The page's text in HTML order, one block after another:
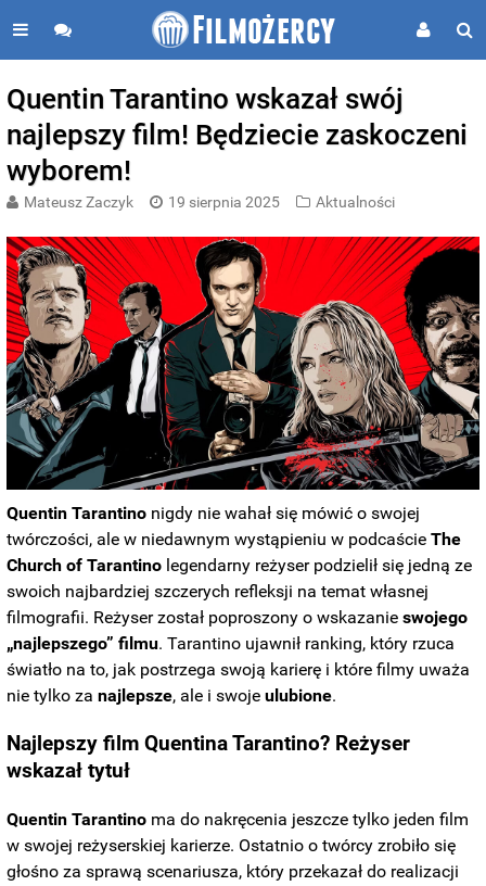
Quentin Tarantino wskazał swój
najlepszy film! Będziecie zaskoczeni
wyborem!
Mateusz Zaczyk 19 sierpnia 2025 Aktualności
Quentin Tarantino nigdy nie wahał się mówić o swojej
twórczości, ale w niedawnym wystąpieniu w podcaścieThe
Church of Tarantino legendarny reżyser podzielił się jedną ze
swoich najbardziej szczerych refleksji na temat własnej
filmografii. Reżyser został poproszony o wskazanieswojego
„najlepszego” filmu. Tarantino ujawnił ranking, który rzuca
światło na to, jak postrzega swoją karierę i które filmy uważa
nie tylko zanajlepsze, ale i swojeulubione.
Najlepszy film Quentina Tarantino? Reżyser
wskazał tytuł
Quentin Tarantino ma do nakręcenia jeszcze tylko jeden film
w swojej reżyserskiej karierze. Ostatnio o twórcy zrobiło się
głośno za sprawą scenariusza, który przekazał do realizacji